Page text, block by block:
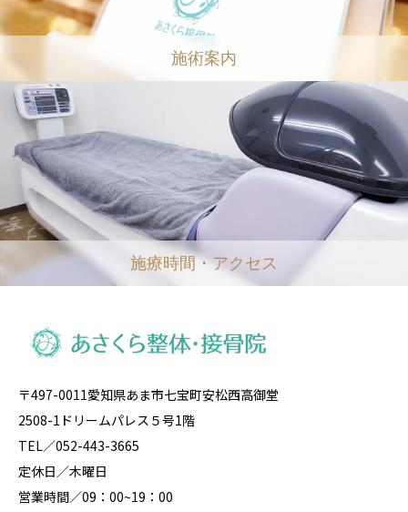
施術案内
施療時間・アクセス
〒497-0011愛知県あま市七宝町安松西高御堂
2508-1ドリームパレス５号1階
TEL／052-443-3665
定休日／木曜日
営業時間／09：00~19：00